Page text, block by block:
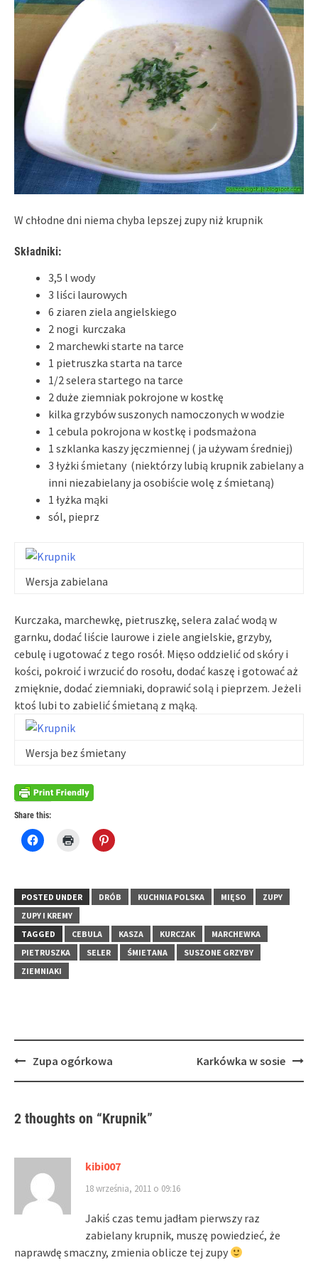
W chłodne dni niema chyba lepszej zupy niż krupnik
Składniki:
3,5 l wody
3 liści laurowych
6 ziaren ziela angielskiego
2 nogi kurczaka
2 marchewki starte na tarce
1 pietruszka starta na tarce
1/2 selera startego na tarce
2 duże ziemniak pokrojone w kostkę
kilka grzybów suszonych namoczonych w wodzie
1 cebula pokrojona w kostkę i podsmażona
1 szklanka kaszy jęczmiennej ( ja używam średniej)
3 łyżki śmietany (niektórzy lubią krupnik zabielany a
inni niezabielany ja osobiście wolę z śmietaną)
1 łyżka mąki
sól, pieprz
Wersja zabielana
Kurczaka, marchewkę, pietruszkę, selera zalać wodą w
garnku, dodać liście laurowe i ziele angielskie, grzyby,
cebulę i ugotować z tego rosół. Mięso oddzielić od skóry i
kości, pokroić i wrzucić do rosołu, dodać kaszę i gotować aż
zmięknie, dodać ziemniaki, doprawić solą i pieprzem. Jeżeli
ktoś lubi to zabielić śmietaną z mąką.
Wersja bez śmietany
Share this:
Click
to
in
new
window)
Click
window)
Click
to
in
new
POSTED UNDER DRÓB KUCHNIA POLSKA MIĘSO
ZUPY
ZUPY I KREMY
TAGGED
CEBULA KASZA KURCZAK
MARCHEWKA
PIETRUSZKA
SELER ŚMIETANA
SUSZONE GRZYBY
ZIEMNIAKI
PostZupa ogórkowa Karkówka w sosie
2 thoughts on “Krupnik”
kibi007
18 września, 2011 o 09:16
Jakiś czas temu jadłam pierwszy raz
zabielany krupnik, muszę powiedzieć, że
naprawdę smaczny, zmienia oblicze tej zupy